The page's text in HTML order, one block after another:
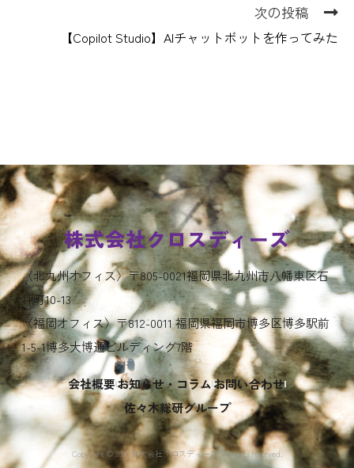
次の投稿
【Copilot Studio】AIチャットボットを作ってみた
株式会社クロスディーズ
〈北九州オフィス〉〒805-0021福岡県北九州市八幡東区石
坪町10-13
〈福岡オフィス〉〒812-0011 福岡県福岡市博多区博多駅前
1-5-1博多大博通ビルディング7階
会社概要お知らせ・コラムお問い合わせ
佐々木総研グループ
Copyright ©︎ 2024 株式会社クロスディーズ. All rights reserved.